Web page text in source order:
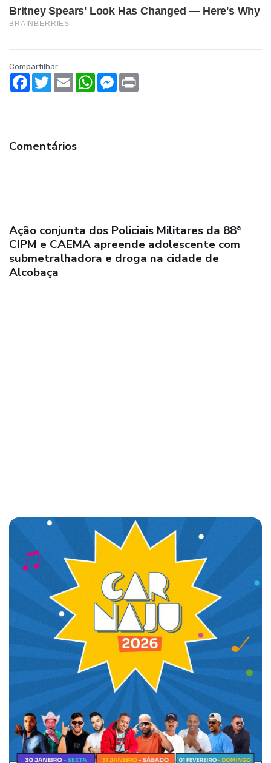
Compartilhar:
Facebook
TwitterEmail WhatsAppMessenger
Comentários
89ª CIPM: Guarnição do PETO apreende drogas
na comunidade de Argolo, em Nova Viçosa;
suspeitos atiram contra os policiais e
conseguem fugir